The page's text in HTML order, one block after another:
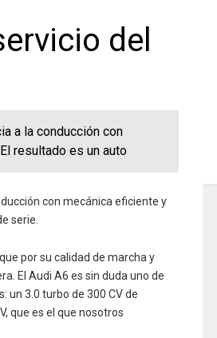
del
a la conducción con
resultado es un auto
con mecánica eficiente y
serie.
por su calidad de marcha y
El Audi A6 es sin duda uno de
un 3.0 turbo de 300 CV de
que es el que nosotros